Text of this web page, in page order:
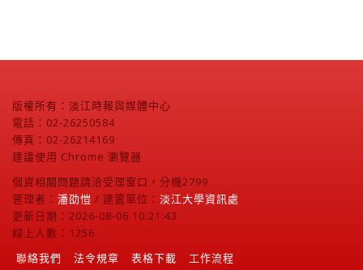
版權所有：淡江時報與媒體中心
電話：02-26250584
傳真：02-26214169
建議使用 Chrome 瀏覽器
個資相關問題請洽受理窗口，分機2799
管理者： 潘劭愷 / 建置單位： 淡江大學資訊處
更新日期：2026-08-06 10:21:43
線上人數：1256
聯絡我們
法令規章 表格下載
工作流程